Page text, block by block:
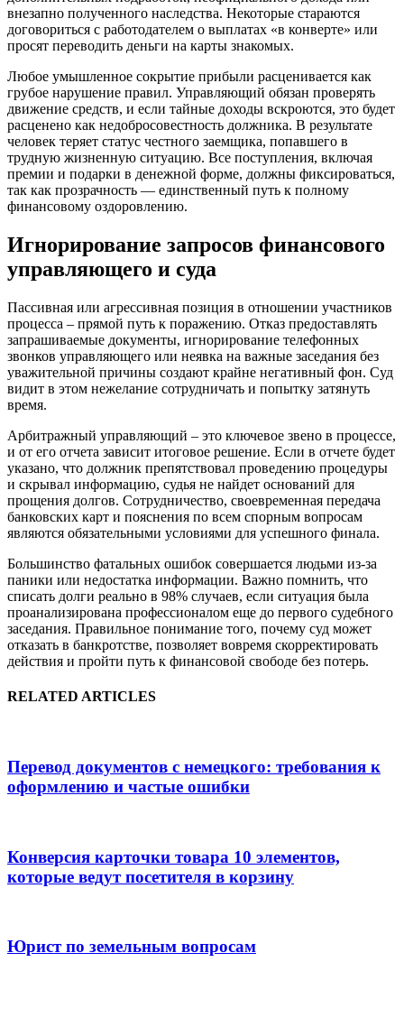
внезапно полученного наследства. Некоторые стараются
договориться с работодателем о выплатах «в конверте» или
просят переводить деньги на карты знакомых.
Любое умышленное сокрытие прибыли расценивается как
грубое нарушение правил. Управляющий обязан проверять
движение средств, и если тайные доходы вскроются, это будет
расценено как недобросовестность должника. В результате
человек теряет статус честного заемщика, попавшего в
трудную жизненную ситуацию. Все поступления, включая
премии и подарки в денежной форме, должны фиксироваться,
так как прозрачность — единственный путь к полному
финансовому оздоровлению.
Игнорирование запросов финансового
управляющего и суда
Пассивная или агрессивная позиция в отношении участников
процесса – прямой путь к поражению. Отказ предоставлять
запрашиваемые документы, игнорирование телефонных
звонков управляющего или неявка на важные заседания без
уважительной причины создают крайне негативный фон. Суд
видит в этом нежелание сотрудничать и попытку затянуть
время.
Арбитражный управляющий – это ключевое звено в процессе,
и от его отчета зависит итоговое решение. Если в отчете будет
указано, что должник препятствовал проведению процедуры
и скрывал информацию, судья не найдет оснований для
прощения долгов. Сотрудничество, своевременная передача
банковских карт и пояснения по всем спорным вопросам
являются обязательными условиями для успешного финала.
Большинство фатальных ошибок совершается людьми из-за
паники или недостатка информации. Важно помнить, что
списать долги реально в 98% случаев, если ситуация была
проанализирована профессионалом еще до первого судебного
заседания. Правильное понимание того, почему суд может
отказать в банкротстве, позволяет вовремя скорректировать
действия и пройти путь к финансовой свободе без потерь.
RELATED ARTICLES
Перевод документов с немецкого: требования к
оформлению и частые ошибки
Конверсия карточки товара 10 элементов,
которые ведут посетителя в корзину
Юрист по земельным вопросам